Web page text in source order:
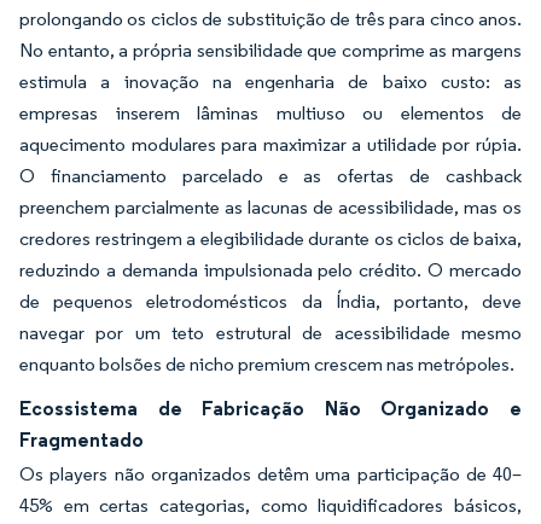
prolongando os ciclos de substituição de três para cinco anos.
No entanto, a própria sensibilidade que comprime as margens
estimula a inovação na engenharia de baixo custo: as
empresas inserem lâminas multiuso ou elementos de
aquecimento modulares para maximizar a utilidade por rúpia.
O financiamento parcelado e as ofertas de cashback
preenchem parcialmente as lacunas de acessibilidade, mas os
credores restringem a elegibilidade durante os ciclos de baixa,
reduzindo a demanda impulsionada pelo crédito. O mercado
de pequenos eletrodomésticos da Índia, portanto, deve
navegar por um teto estrutural de acessibilidade mesmo
enquanto bolsões de nicho premium crescem nas metrópoles.
Ecossistema de Fabricação Não Organizado e
Fragmentado
Os players não organizados detêm uma participação de 40–
45% em certas categorias, como liquidificadores básicos,